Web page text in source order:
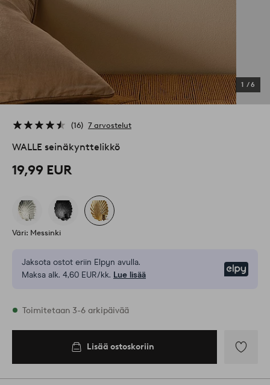
1 /6
16 7 arvostelut
WALLE seinäkynttelikkö
19,99 EUR
Väri: Messinki
Jaksota ostot eriin Elpyn avulla.
Maksa alk. 4,60 EUR/kk. Lue lisää
Varastossa
Toimitetaan 3-6 arkipäivää
Lisää ostoskoriin